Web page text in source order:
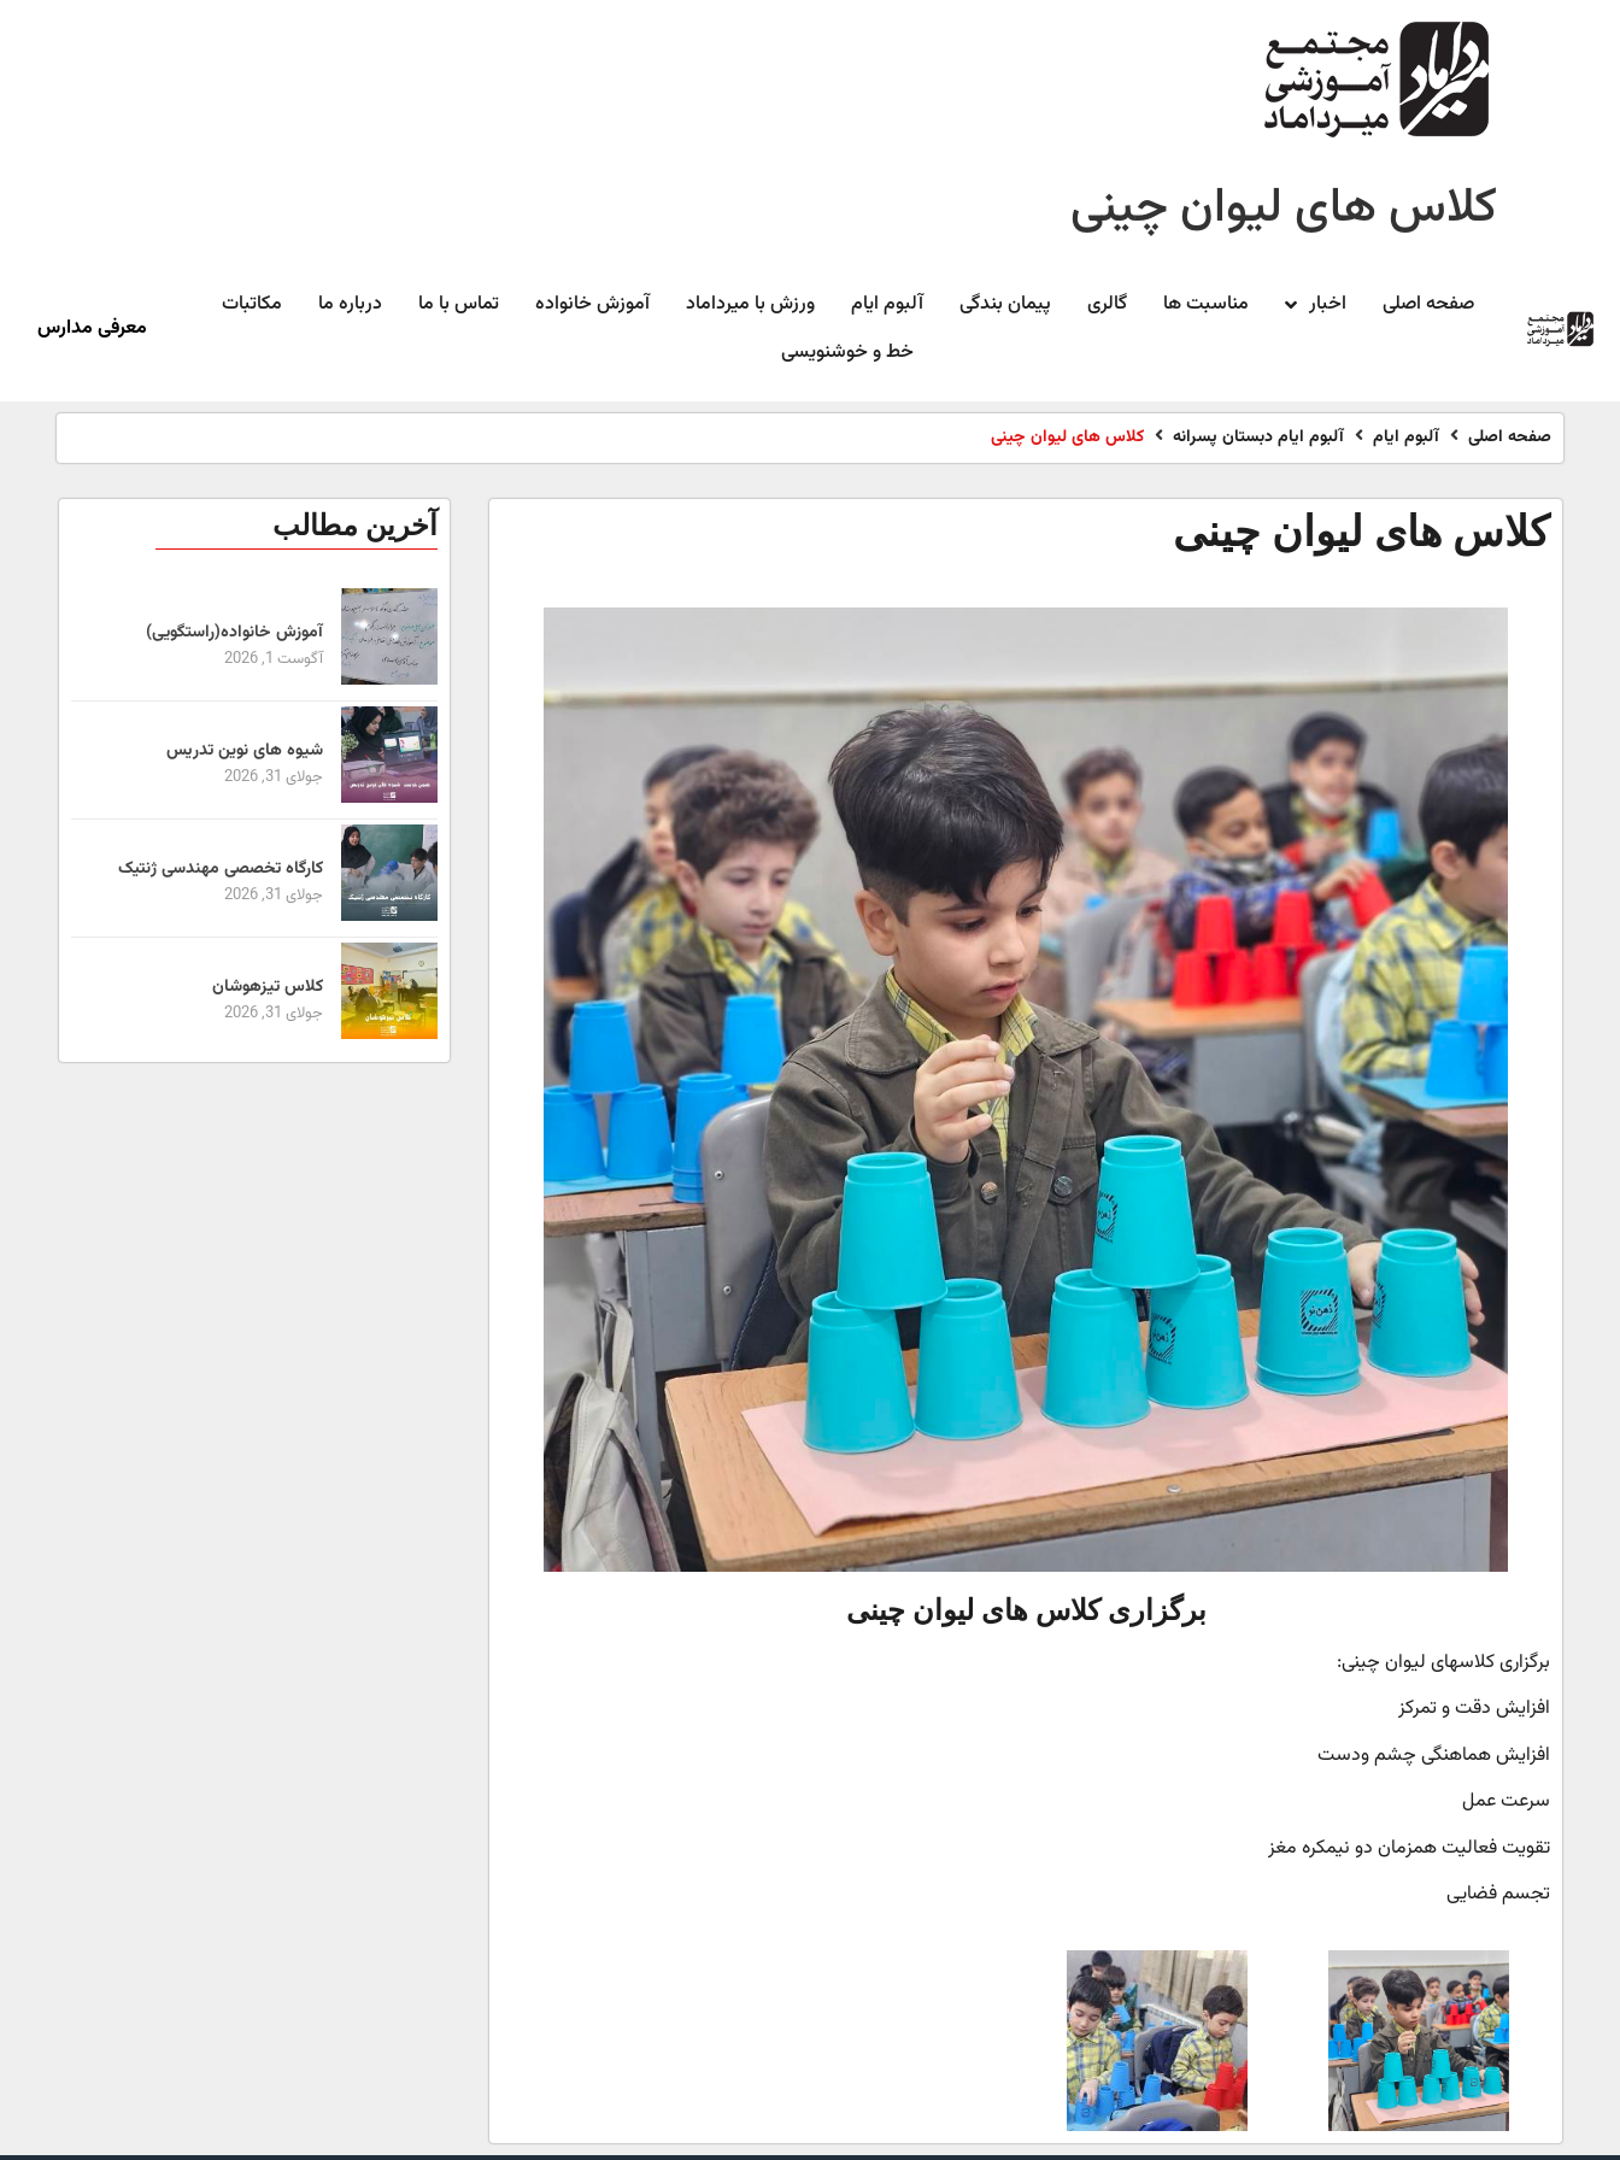
کلاس های لیوان چینی
صفحه اصلی اخبار مناسبت ها گالری پیمان بندگی آلبوم ایام ورزش با میرداماد​ آموزش خانواده تماس با ما درباره ما
مکاتبات
خط و خوشنویسی
معرفی مدارس
صفحه اصلی آلبوم ایام آلبوم ایام دبستان پسرانه کلاس های لیوان چینی
کلاس های لیوان چینی
برگزاری کلاس های لیوان چینی
برگزاری کلاسهای لیوان چینی:
افزایش دقت و تمرکز
افزایش هماهنگی چشم ودست
سرعت عمل
تقویت فعالیت همزمان دو نیمکره مغز
تجسم فضایی
آخرین مطالب
آموزش خانواده(راستگویی)
آگوست 1, 2026
شیوه های نوین تدریس
جولای 31, 2026
کارگاه تخصصی مهندسی ژنتیک
جولای 31, 2026
کلاس تیزهوشان
جولای 31, 2026